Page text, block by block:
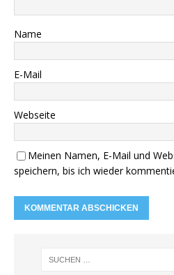
Name
E-Mail
Webseite
Meinen Namen, E-Mail und
speichern, bis ich wieder